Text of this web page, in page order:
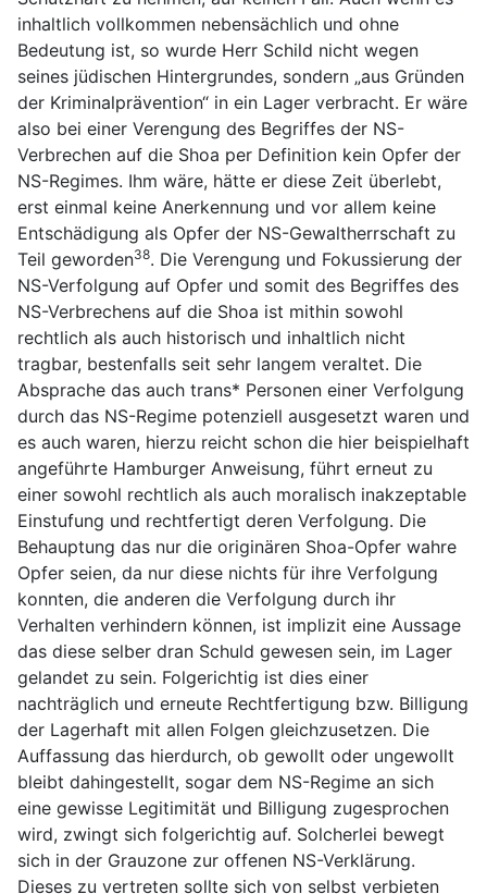
inhaltlich vollkommen nebensächlich und ohne
Bedeutung ist, so wurde Herr Schild nicht wegen
seines jüdischen Hintergrundes, sondern „aus Gründen
der Kriminalprävention“ in ein Lager verbracht. Er wäre
also bei einer Verengung des Begriffes der NS-
Verbrechen auf die Shoa per Definition kein Opfer der
NS-Regimes. Ihm wäre, hätte er diese Zeit überlebt,
erst einmal keine Anerkennung und vor allem keine
Entschädigung als Opfer der NS-Gewaltherrschaft zu
Teil geworden38. Die Verengung und Fokussierung der
NS-Verfolgung auf Opfer und somit des Begriffes des
NS-Verbrechens auf die Shoa ist mithin sowohl
rechtlich als auch historisch und inhaltlich nicht
tragbar, bestenfalls seit sehr langem veraltet. Die
Absprache das auch trans* Personen einer Verfolgung
durch das NS-Regime potenziell ausgesetzt waren und
es auch waren, hierzu reicht schon die hier beispielhaft
angeführte Hamburger Anweisung, führt erneut zu
einer sowohl rechtlich als auch moralisch inakzeptable
Einstufung und rechtfertigt deren Verfolgung. Die
Behauptung das nur die originären Shoa-Opfer wahre
Opfer seien, da nur diese nichts für ihre Verfolgung
konnten, die anderen die Verfolgung durch ihr
Verhalten verhindern können, ist implizit eine Aussage
das diese selber dran Schuld gewesen sein, im Lager
gelandet zu sein. Folgerichtig ist dies einer
nachträglich und erneute Rechtfertigung bzw. Billigung
der Lagerhaft mit allen Folgen gleichzusetzen. Die
Auffassung das hierdurch, ob gewollt oder ungewollt
bleibt dahingestellt, sogar dem NS-Regime an sich
eine gewisse Legitimität und Billigung zugesprochen
wird, zwingt sich folgerichtig auf. Solcherlei bewegt
sich in der Grauzone zur offenen NS-Verklärung.
Dieses zu vertreten sollte sich von selbst verbieten